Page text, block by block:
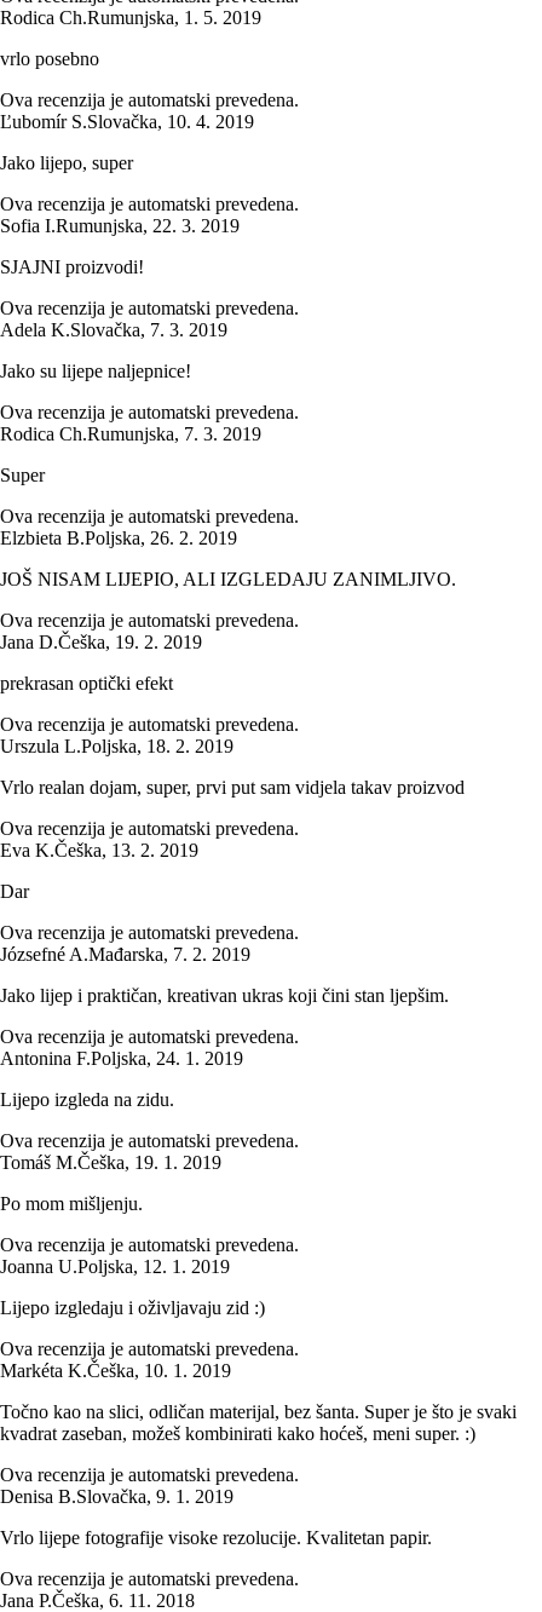
Rodica Ch.Rumunjska, 1. 5. 2019
vrlo posebno
Ova recenzija je automatski prevedena.
Ľubomír S.Slovačka, 10. 4. 2019
Jako lijepo, super
Ova recenzija je automatski prevedena.
Sofia I.Rumunjska, 22. 3. 2019
SJAJNI proizvodi!
Ova recenzija je automatski prevedena.
Adela K.Slovačka, 7. 3. 2019
Jako su lijepe naljepnice!
Ova recenzija je automatski prevedena.
Rodica Ch.Rumunjska, 7. 3. 2019
Super
Ova recenzija je automatski prevedena.
Elzbieta B.Poljska, 26. 2. 2019
JOŠ NISAM LIJEPIO, ALI IZGLEDAJU ZANIMLJIVO.
Ova recenzija je automatski prevedena.
Jana D.Češka, 19. 2. 2019
prekrasan optički efekt
Ova recenzija je automatski prevedena.
Urszula L.Poljska, 18. 2. 2019
Vrlo realan dojam, super, prvi put sam vidjela takav proizvod
Ova recenzija je automatski prevedena.
Eva K.Češka, 13. 2. 2019
Dar
Ova recenzija je automatski prevedena.
Józsefné A.Mađarska, 7. 2. 2019
Jako lijep i praktičan, kreativan ukras koji čini stan ljepšim.
Ova recenzija je automatski prevedena.
Antonina F.Poljska, 24. 1. 2019
Lijepo izgleda na zidu.
Ova recenzija je automatski prevedena.
Tomáš M.Češka, 19. 1. 2019
Po mom mišljenju.
Ova recenzija je automatski prevedena.
Joanna U.Poljska, 12. 1. 2019
Lijepo izgledaju i oživljavaju zid :)
Ova recenzija je automatski prevedena.
Markéta K.Češka, 10. 1. 2019
Točno kao na slici, odličan materijal, bez šanta. Super je što je svaki
kvadrat zaseban, možeš kombinirati kako hoćeš, meni super. :)
Ova recenzija je automatski prevedena.
Denisa B.Slovačka, 9. 1. 2019
Vrlo lijepe fotografije visoke rezolucije. Kvalitetan papir.
Ova recenzija je automatski prevedena.
Jana P.Češka, 6. 11. 2018